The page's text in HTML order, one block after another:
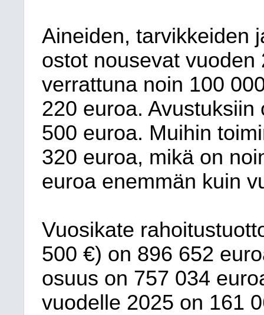
Aineiden, tarvikkeiden
ostot nousevat vuoden
verrattuna noin 100
220 euroa. Avustuksiin
500 euroa. Muihin
320 euroa, mikä on
euroa enemmän kuin
Vuosikate
500 €) on 896 652
osuus on 757 034
vuodelle 2025 on 161